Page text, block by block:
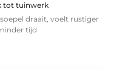
tot tuinwerk
draait, voelt rustiger
tijd